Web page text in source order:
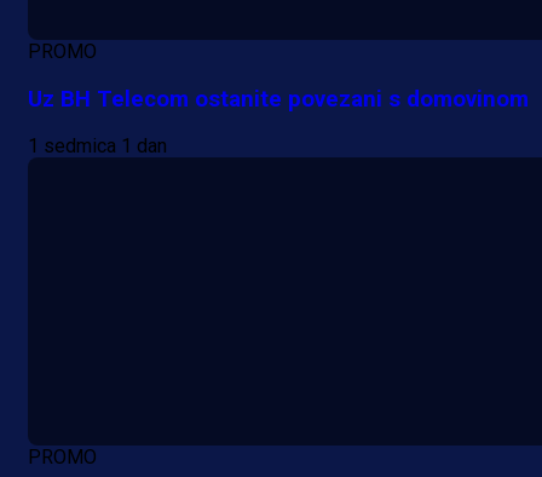
PROMO
Uz BH Telecom ostanite povezani s domovinom
1 sedmica 1 dan
PROMO